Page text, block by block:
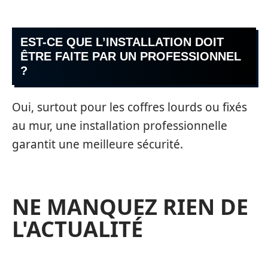
EST-CE QUE L’INSTALLATION DOIT
ÊTRE FAITE PAR UN PROFESSIONNEL
?
Oui, surtout pour les coffres lourds ou fixés
au mur, une installation professionnelle
garantit une meilleure sécurité.
NE MANQUEZ RIEN DE
L'ACTUALITÉ